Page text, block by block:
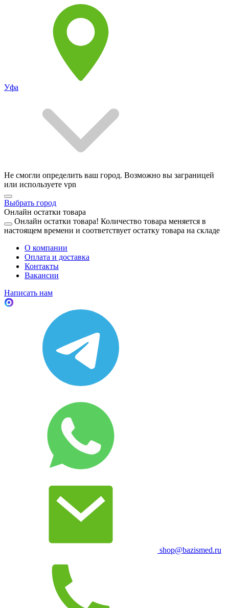
Уфа
Не смогли определить ваш город. Возможно вы заграницей
или используете vpn
Выбрать город
Онлайн остатки товара
Онлайн остатки товара! Количество товара меняется в
настоящем времени и соответствует остатку товара на складе
О компании
Оплата и доставка
Контакты
Вакансии
Написать нам
shop@bazismed.ru